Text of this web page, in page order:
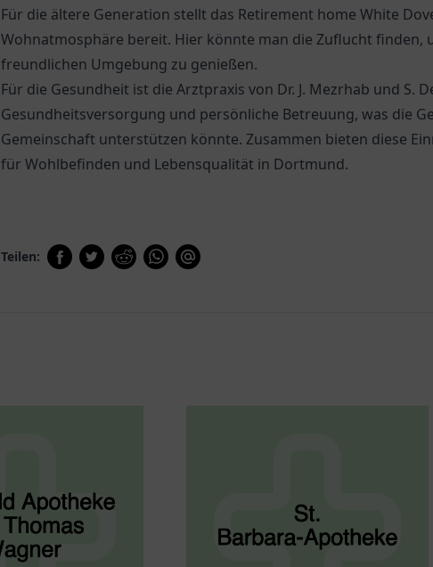
Für die ältere Generation stellt das Retirement home White
Wohnatmosphäre bereit. Hier könnte man die Zuflucht finden,
freundlichen Umgebung zu genießen.
Für die Gesundheit ist die Arztpraxis von Dr. J. Mezrhab und S.
Gesundheitsversorgung und persönliche Betreuung, was die
Gemeinschaft unterstützen könnte. Zusammen bieten diese
für Wohlbefinden und Lebensqualität in Dortmund.
Teilen: